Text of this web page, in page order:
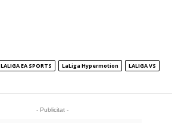
LALIGA EA SPORTS LaLiga Hypermotion
LALIGA VS
- Publicitat -